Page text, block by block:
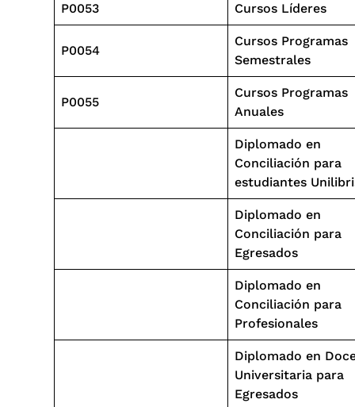
P0053 Cursos Líderes
P0054
Cursos Programas
Semestrales
P0055
Cursos Programas
Anuales
Diplomado en
Conciliación para
estudiantes
Diplomado en
Conciliación para
Egresados
Diplomado en
Conciliación para
Profesionales
Diplomado en
Universitaria para
Egresados